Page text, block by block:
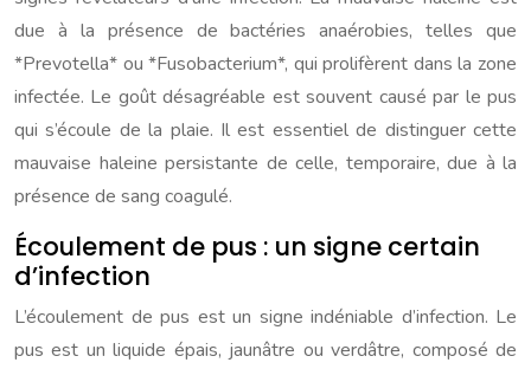
due à la présence de bactéries anaérobies, telles que
*Prevotella* ou *Fusobacterium*, qui prolifèrent dans la zone
infectée. Le goût désagréable est souvent causé par le pus
qui s’écoule de la plaie. Il est essentiel de distinguer cette
mauvaise haleine persistante de celle, temporaire, due à la
présence de sang coagulé.
Écoulement de pus : un signe certain
d’infection
L’écoulement de pus est un signe indéniable d’infection. Le
pus est un liquide épais, jaunâtre ou verdâtre, composé de